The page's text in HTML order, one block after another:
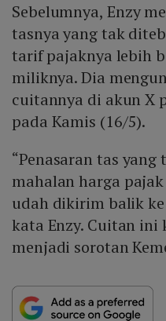
Sebelumnya, Enzy
tasnya yang tak
tarif pajaknya lebih
miliknya. Dia
cuitannya di akun X
pada Kamis (16/5).
“Penasaran tas
mahalan harga
udah dikirim balik
kata Enzy. Cuitan
menjadi sorotan